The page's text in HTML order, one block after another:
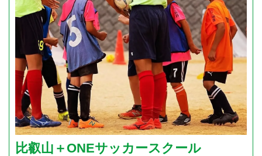
比叡山＋ONEサッカースクール